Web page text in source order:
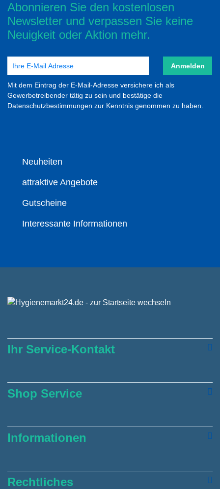
Abonnieren Sie den kostenlosen
Newsletter und verpassen Sie keine
Neuigkeit oder Aktion mehr.
Anmelden
Mit dem Eintrag der E-Mail-Adresse versichere ich als
Gewerbetreibender tätig zu sein und bestätige die
Datenschutzbestimmungen zur Kenntnis genommen zu haben.
Neuheiten
attraktive Angebote
Gutscheine
Interessante Informationen
Ihr Service-Kontakt
Shop Service
Informationen
Rechtliches